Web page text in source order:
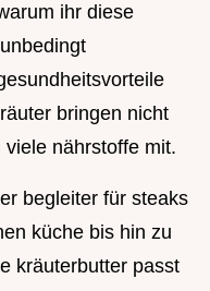
ihr diese
bringen nicht
nährstoffe mit.
begleiter für steaks
küche bis hin zu
kräuterbutter passt